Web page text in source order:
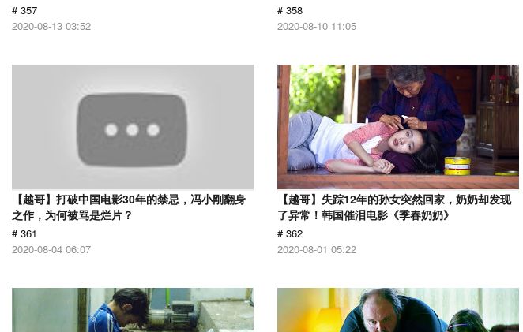
# 357
2020-08-13 03:52
# 358
2020-08-10 11:05
【越哥】打破中国电影30年的禁忌，冯小刚翻身
之作，为何被骂是烂片？
# 361
2020-08-04 06:07
【越哥】失踪12年的孙女突然回家，奶奶却发现
了异常！韩国催泪电影《季春奶奶》
# 362
2020-08-01 05:22